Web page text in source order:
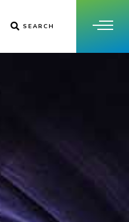
SEARCH